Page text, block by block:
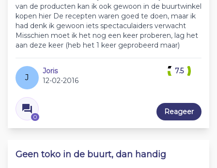
van de producten kan ik ook gewoon in de buurtwinkel
kopen hier De recepten waren goed te doen, maar ik
had denk ik gewoon iets spectaculaiders verwacht
Misschien moet ik het nog een keer proberen, lag het
aan deze keer (heb het 1 keer geprobeerd maar)
J
Joris
12-02-2016
0
7.5
Reageer
Geen toko in de buurt, dan handig